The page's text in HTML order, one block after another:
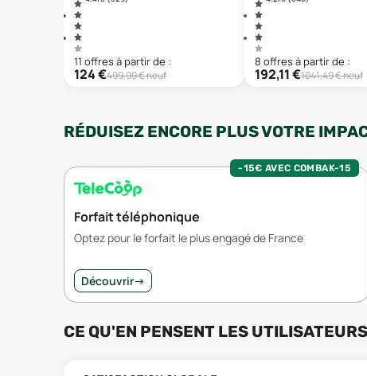
11 offresà partir de :
124€499,99€ neuf
8 offresà partir de :
192,11€1041,49€ neuf
RÉDUISEZ ENCORE PLUS VOTRE
-15€ AVEC COMBAK-15
Forfait téléphonique
Optez pour le forfait le plus engagé de France
Découvrir→
CE QU'EN PENSENT LES UTILISATEURS